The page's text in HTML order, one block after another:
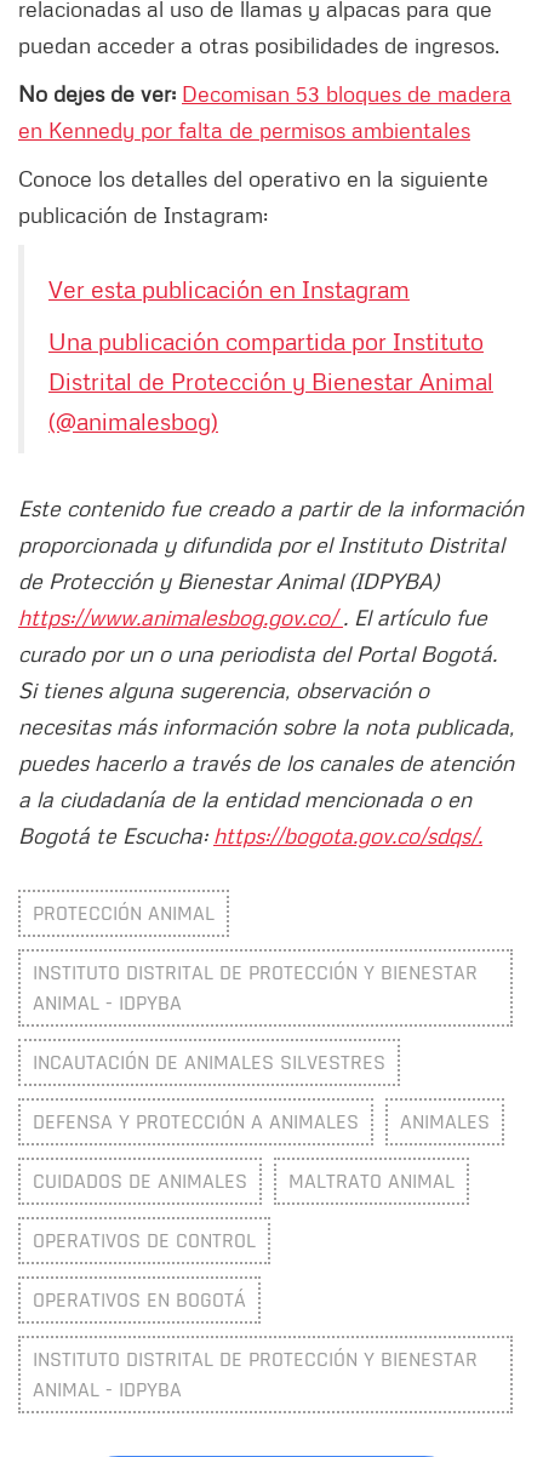
relacionadas al uso de llamas y alpacas para que
puedan acceder a otras posibilidades de ingresos.
No dejes de ver: Decomisan 53 bloques de madera
en Kennedy por falta de permisos ambientales
Conoce los detalles del operativo en la siguiente
publicación de Instagram:
Ver esta publicación en Instagram
Una publicación compartida por Instituto
Distrital de Protección y Bienestar Animal
(@animalesbog)
Este contenido fue creado a partir de la información
proporcionada y difundida por el Instituto Distrital
de Protección y Bienestar Animal (IDPYBA)
https://www.animalesbog.gov.co/. El artículo fue
curado por un o una periodista del Portal Bogotá.
Si tienes alguna sugerencia, observación o
necesitas más información sobre la nota publicada,
puedes hacerlo a través de los canales de atención
a la ciudadanía de la entidad mencionada o en
Bogotá te Escucha: https://bogota.gov.co/sdqs/.
PROTECCIÓN ANIMAL
INSTITUTO DISTRITAL DE PROTECCIÓN Y BIENESTAR
ANIMAL - IDPYBA
INCAUTACIÓN DE ANIMALES SILVESTRES
DEFENSA Y PROTECCIÓN A ANIMALES ANIMALES
CUIDADOS DE ANIMALES MALTRATO ANIMAL
OPERATIVOS DE CONTROL
OPERATIVOS EN BOGOTÁ
INSTITUTO DISTRITAL DE PROTECCIÓN Y BIENESTAR
ANIMAL - IDPYBA